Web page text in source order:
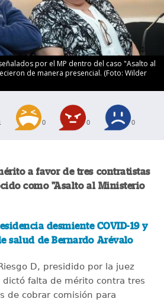
por el MP dentro del caso "Asalto al
de manera presencial. (Foto: Wilder
0 0 0
a favor de tres contratistas
como "Asalto al Ministerio
desmiente COVID-19 y
salud de Bernardo Arévalo
D, presidido por la juez
dictó falta de mérito contra tres
de cobrar comisión para